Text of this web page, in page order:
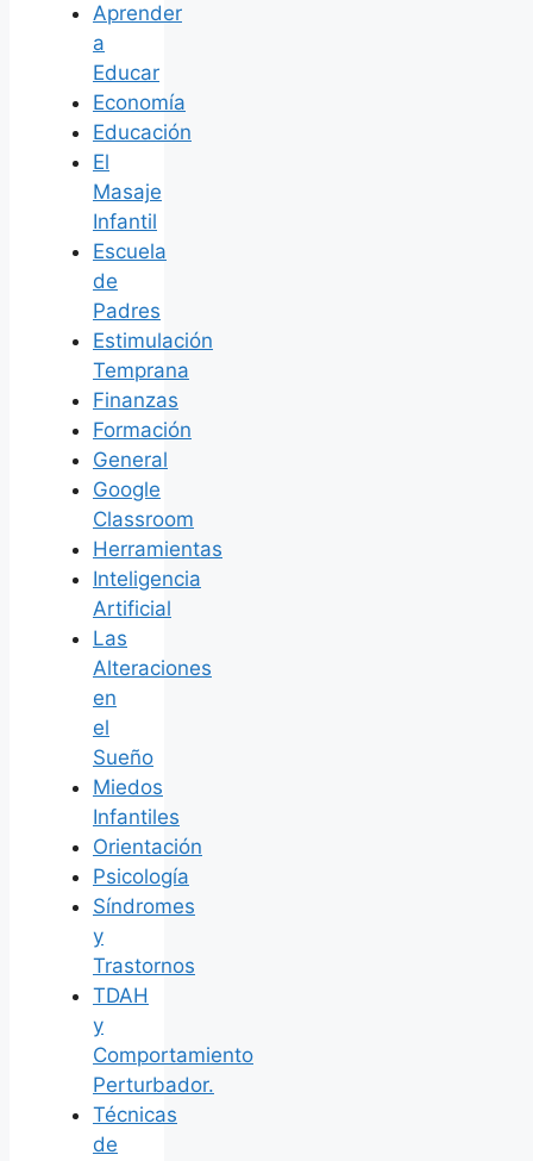
Aprender
a
Educar
Economía
Educación
El
Masaje
Infantil
Escuela
de
Padres
Estimulación
Temprana
Finanzas
Formación
General
Google
Classroom
Herramientas
Inteligencia
Artificial
Las
Alteraciones
en
el
Sueño
Miedos
Infantiles
Orientación
Psicología
Síndromes
y
Trastornos
TDAH
y
Comportamiento
Perturbador.
Técnicas
de